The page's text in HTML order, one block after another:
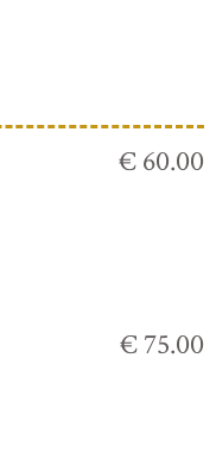
€ 60.00
€ 75.00